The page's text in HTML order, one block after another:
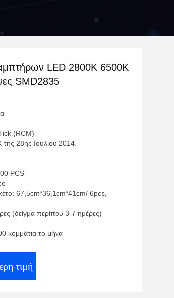
LED 2800K 6500K
SMD2835
(RCM)
28ης Ιουλίου 2014.
PCS
67,5cm*36,1cm*41cm/ 6pcs,
(δείγμα περίπου 3-7 ημέρες)
κομμάτια το μήνα
τιμή